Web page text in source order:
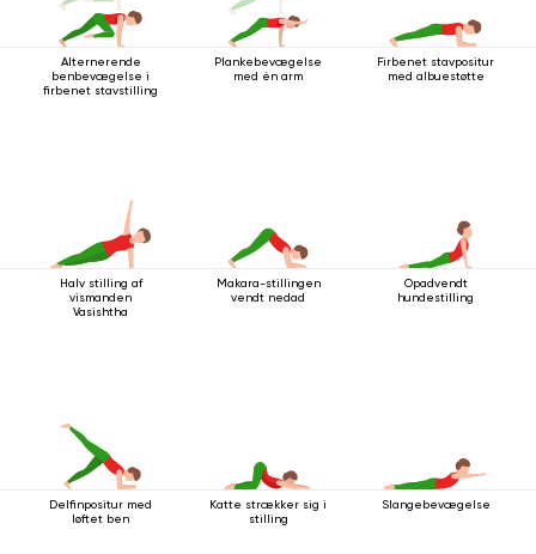
Alternerende
benbevægelse i
firbenet stavstilling
Plankebevægelse
med én arm
Firbenet stavpositur
med albuestøtte
Halv stilling af
vismanden
Vasishtha
Makara-stillingen
vendt nedad
Opadvendt
hundestilling
Delfinpositur med
løftet ben
Katte strækker sig i
stilling
Slangebevægelse